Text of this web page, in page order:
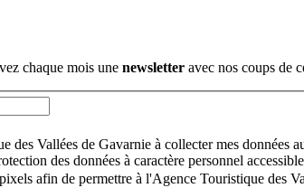
chaque mois une newsletter avec nos coups de
des Vallées de Gavarnie à collecter mes
des données à caractère personnel accessible
afin de permettre à l'Agence Touristique des